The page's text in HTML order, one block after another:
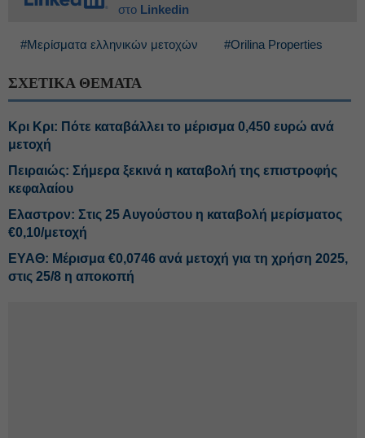
στο Linkedin
#Μερίσματα ελληνικών μετοχών #Orilina Properties
ΣΧΕΤΙΚΑ ΘΕΜΑΤΑ
Κρι Κρι: Πότε καταβάλλει το μέρισμα 0,450 ευρώ ανά
μετοχή
Πειραιώς: Σήμερα ξεκινά η καταβολή της επιστροφής
κεφαλαίου
Ελαστρον: Στις 25 Αυγούστου η καταβολή μερίσματος
€0,10/μετοχή
ΕΥΑΘ: Μέρισμα €0,0746 ανά μετοχή για τη χρήση 2025,
στις 25/8 η αποκοπή